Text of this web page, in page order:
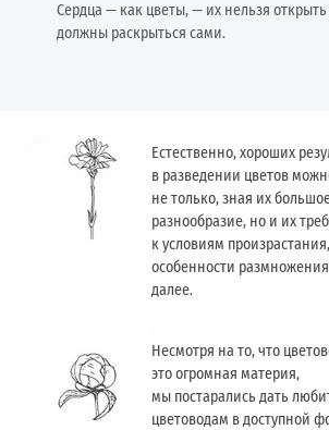
Сердца — как цветы, — их нельзя
должны раскрыться сами.
Естественно, хороших
в разведении цветов
не только, зная их
разнообразие, но и их
к условиям произрастания,
особенности
далее.
Несмотря на то, что
это огромная материя,
мы постарались дать
цветоводам в доступной